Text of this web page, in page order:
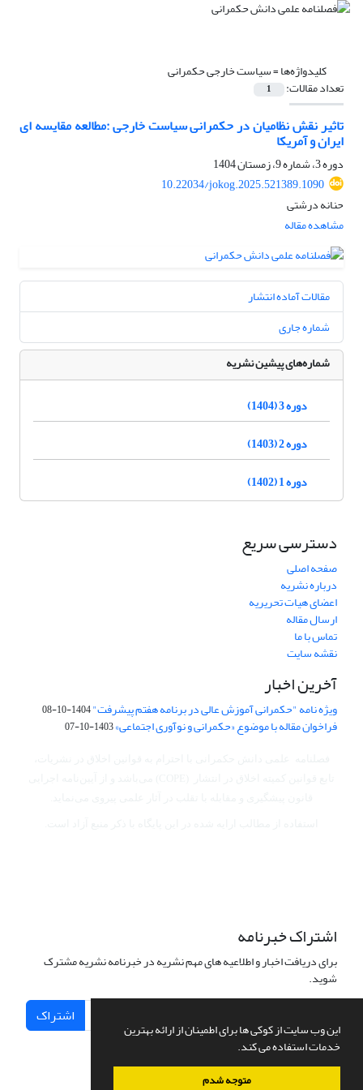
این وب سایت از کوکی ها برای اطمینان از ارائه بهترین
خدمات استفاده می کند.
متوجه شدم
کلیدواژه‌ها =سیاست خارجی حکمرانی
تعداد مقالات: 1
تاثیر نقش نظامیان در حکمرانی سیاست خارجی :مطالعه مقایسه ای
ایران و آمریکا
دوره 3، شماره 9، زمستان 1404
10.22034/jokog.2025.521389.1090
حنانه درشتی
مشاهده مقاله
مقالات آماده انتشار
شماره جاری
شماره‌های پیشین نشریه
دوره 3 (1404)
دوره 2 (1403)
دوره 1 (1402)
دسترسی سریع
صفحه اصلی
درباره نشریه
اعضای هیات تحریریه
ارسال مقاله
تماس با ما
نقشه سایت
آخرین اخبار
ویژه نامه "حکمرانی آموزش عالی در برنامه هفتم پیشرفت"1404-10-08
فراخوان مقاله با موضوع «حکمرانی و نوآوری اجتماعی»1403-10-07
اشتراک خبرنامه
برای دریافت اخبار و اطلاعیه های مهم نشریه در خبرنامه نشریه مشترک
شوید.
اشتراک